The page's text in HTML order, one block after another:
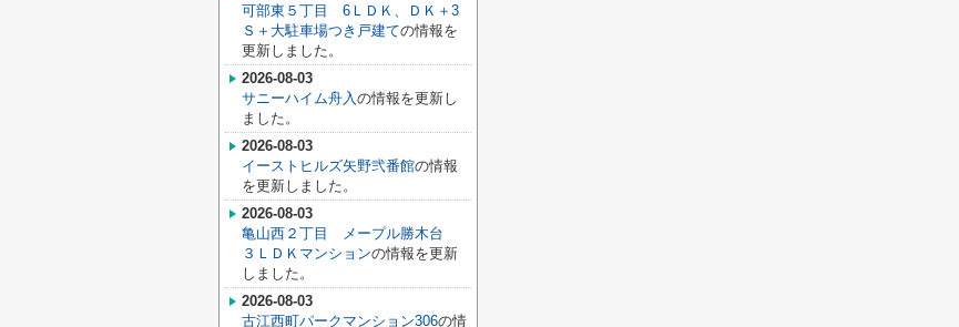
可部東５丁目 6ＬＤＫ、ＤＫ＋3
Ｓ＋大駐車場つき戸建ての情報を
更新しました。
2026-08-03
サニーハイム舟入の情報を更新し
ました。
2026-08-03
イーストヒルズ矢野弐番館の情報
を更新しました。
2026-08-03
亀山西２丁目 メープル勝木台
３ＬＤＫマンションの情報を更新
しました。
2026-08-03
古江西町パークマンション306の情